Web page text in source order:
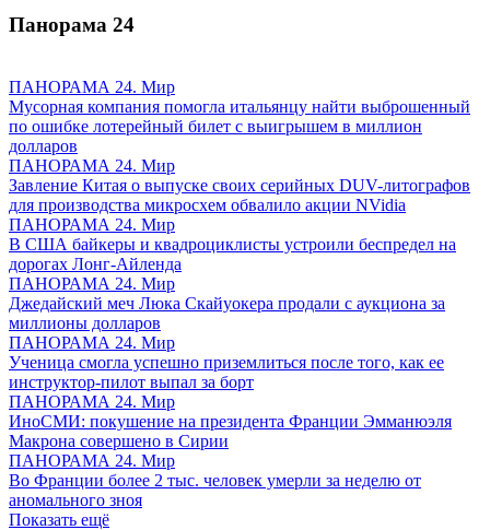
Панорама 24
ПАНОРАМА 24. Мир
Мусорная компания помогла итальянцу найти выброшенный
по ошибке лотерейный билет с выигрышем в миллион
долларов
ПАНОРАМА 24. Мир
Завление Китая о выпуске своих серийных DUV-литографов
для производства микросхем обвалило акции NVidia
ПАНОРАМА 24. Мир
В США байкеры и квадроциклисты устроили беспредел на
дорогах Лонг-Айленда
ПАНОРАМА 24. Мир
Джедайский меч Люка Скайуокера продали с аукциона за
миллионы долларов
ПАНОРАМА 24. Мир
Ученица смогла успешно приземлиться после того, как ее
инструктор-пилот выпал за борт
ПАНОРАМА 24. Мир
ИноСМИ: покушение на президента Франции Эмманюэля
Макрона совершено в Сирии
ПАНОРАМА 24. Мир
Во Франции более 2 тыс. человек умерли за неделю от
аномального зноя
Показать ещё